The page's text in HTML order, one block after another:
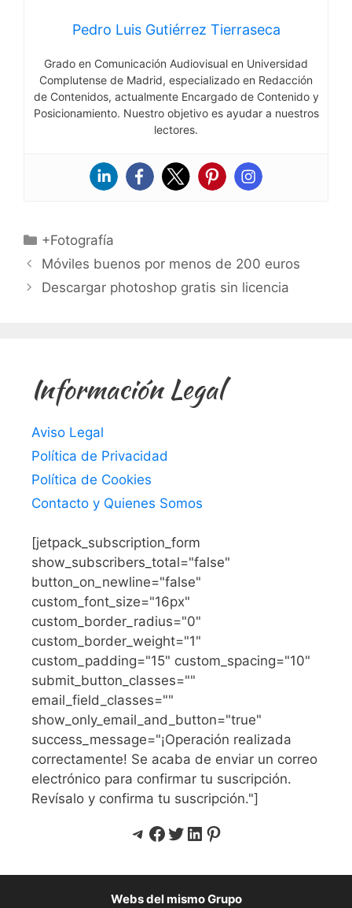
Pedro Luis Gutiérrez Tierraseca
Grado en Comunicación Audiovisual en Universidad
Complutense de Madrid, especializado en Redacción
de Contenidos, actualmente Encargado de Contenido y
Posicionamiento. Nuestro objetivo es ayudar a nuestros
lectores.
Categorías
+Fotografía
Móviles buenos por menos de 200 euros
Descargar photoshop gratis sin licencia
Información Legal
Aviso Legal
Política de Privacidad
Política de Cookies
Contacto y Quienes Somos
[jetpack_subscription_form
show_subscribers_total="false"
button_on_newline="false"
custom_font_size="16px"
custom_border_radius="0"
custom_border_weight="1"
custom_padding="15" custom_spacing="10"
submit_button_classes=""
email_field_classes=""
show_only_email_and_button="true"
success_message="¡Operación realizada
correctamente! Se acaba de enviar un correo
electrónico para confirmar tu suscripción.
Revísalo y confirma tu suscripción."]
Telegram
Facebook
Twitter
LinkedIn
Pinterest
Webs del mismo Grupo